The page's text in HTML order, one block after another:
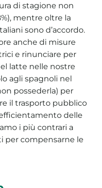
di stagione non
mentre oltre la
sono d’accordo.
anche di misure
e rinunciare per
latte nelle nostre
agli spagnoli nel
possederla) per
il trasporto pubblico
delle
i più contrari a
per compensarne le